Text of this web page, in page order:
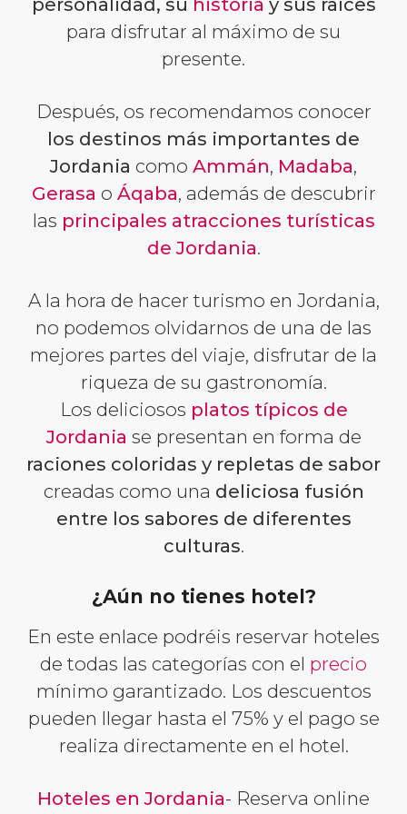
para disfrutar al máximo de su
presente.
Después, os recomendamos conocer
los destinos más importantes de
Jordania como Ammán, Madaba,
Gerasa o Áqaba, además de descubrir
las principales atracciones turísticas
de Jordania.
A la hora de hacer turismo en Jordania,
no podemos olvidarnos de una de las
mejores partes del viaje, disfrutar de la
riqueza de su gastronomía.
Los deliciosos platos típicos de
Jordania se presentan en forma de
raciones coloridas y repletas de sabor
creadas como una deliciosa fusión
entre los sabores de diferentes
culturas.
¿Aún no tienes hotel?
En este enlace podréis reservar hoteles
de todas las categorías con el precio
mínimo garantizado. Los descuentos
pueden llegar hasta el 75% y el pago se
realiza directamente en el hotel.
Hoteles en Jordania- Reserva online